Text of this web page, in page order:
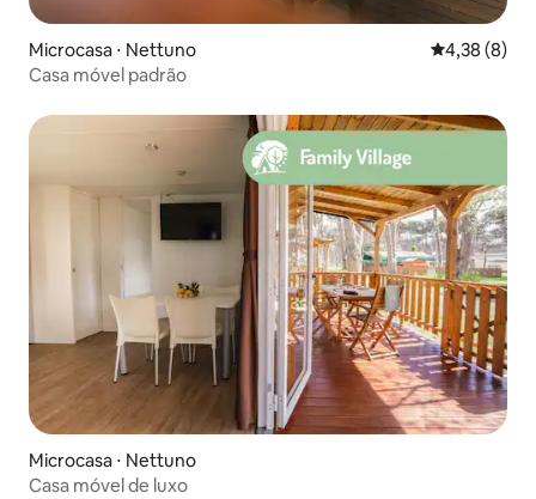
Microcasa ⋅ Nettuno 4,38 de uma
4,38 (8)
Casa móvel padrão
Microcasa ⋅ Nettuno
Casa móvel de luxo